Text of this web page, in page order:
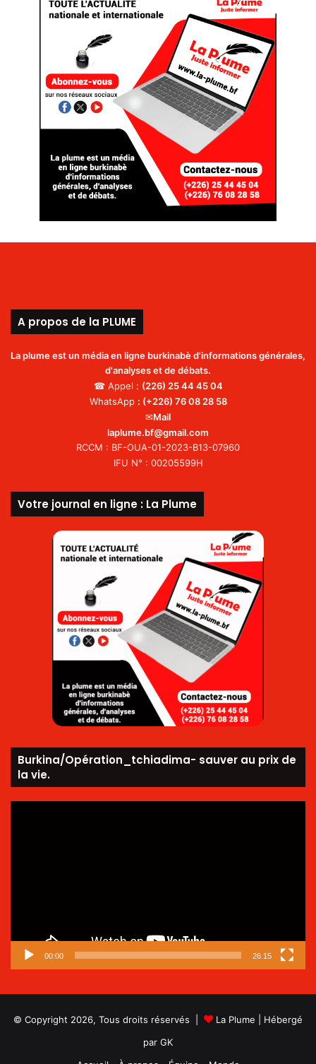
A propos de la PLUME
La plume est un média en ligne burkinabè d'informations générales,
d'analyses et de débats.
☎ Appel : (226) 25 44 45 04
WhatsApp : (+226) 76 08 28 58
✉Mail
laplume.bf@gmail.com
RCCM : BF-OUA-01-2023-B13-07960
IFU N° : 00205599H
Votre journal en ligne : La Plume
Burkina/Opération_tchiadima- sauver au prix de
la vie.
00:00 26:15
© Copyright 2026, Tous droits réservés | La Plume | Hébergé
par GK